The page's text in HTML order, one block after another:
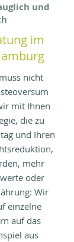
und
im
nicht
mit Ihnen
die zu
und Ihren
mehr
oder
Wir
einzelne
auf das
aus